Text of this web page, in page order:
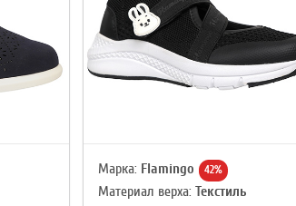
Марка: Flamingo 42%
Материал верха: Текстиль